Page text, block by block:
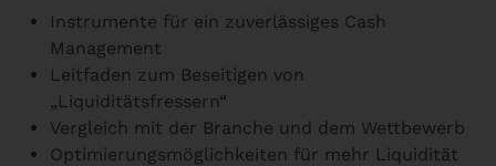
Instrumente für ein zuverlässiges Cash
Management
Leitfaden zum Beseitigen von
„Liquiditätsfressern“
Vergleich mit der Branche und dem Wettbewerb
Optimierungsmöglichkeiten für mehr Liquidität